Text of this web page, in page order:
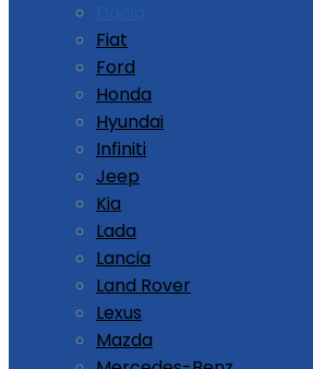
Fiat
Ford
Honda
Hyundai
Infiniti
Jeep
Kia
Lada
Lancia
Land Rover
Lexus
Mazda